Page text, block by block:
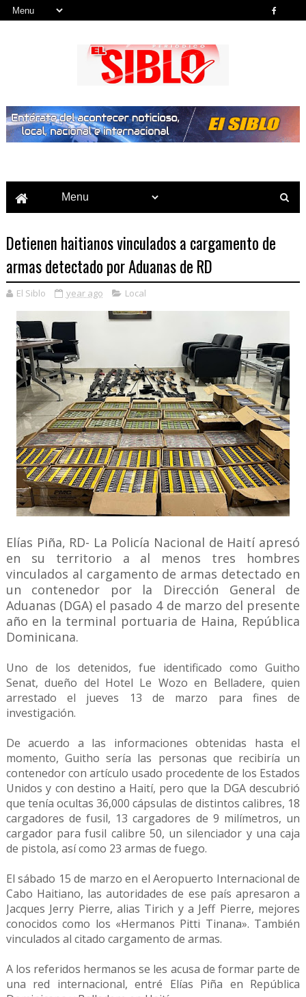
Detienen haitianos vinculados a cargamento de
armas detectado por Aduanas de RD
El Siblo year ago Local
Elías Piña, RD- La Policía Nacional de Haití apresó
en su territorio a al menos tres hombres
vinculados al cargamento de armas detectado en
un contenedor por la Dirección General de
Aduanas (DGA) el pasado 4 de marzo del presente
año en la terminal portuaria de Haina, República
Dominicana.
Uno de los detenidos, fue identificado como Guitho
Senat, dueño del Hotel Le Wozo en Belladere, quien
arrestado el jueves 13 de marzo para fines de
investigación.
De acuerdo a las informaciones obtenidas hasta el
momento, Guitho sería las personas que recibiría un
contenedor con artículo usado procedente de los Estados
Unidos y con destino a Haití, pero que la DGA descubrió
que tenía ocultas 36,000 cápsulas de distintos calibres, 18
cargadores de fusil, 13 cargadores de 9 milímetros, un
cargador para fusil calibre 50, un silenciador y una caja
de pistola, así como 23 armas de fuego.
El sábado 15 de marzo en el Aeropuerto Internacional de
Cabo Haitiano, las autoridades de ese país apresaron a
Jacques Jerry Pierre, alias Tirich y a Jeff Pierre, mejores
conocidos como los «Hermanos Pitti Tinana». También
vinculados al citado cargamento de armas.
A los referidos hermanos se les acusa de formar parte de
una red internacional, entré Elías Piña en República